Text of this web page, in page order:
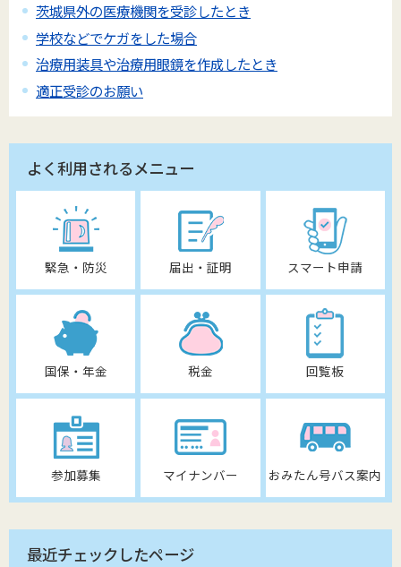
茨城県外の医療機関を受診したとき
学校などでケガをした場合
治療用装具や治療用眼鏡を作成したとき
適正受診のお願い
よく利用されるメニュー
緊急・防災 届出・証明 スマート申請
国保・年金 税金 回覧板
参加募集 マイナンバー おみたん号バス案内
最近チェックしたページ